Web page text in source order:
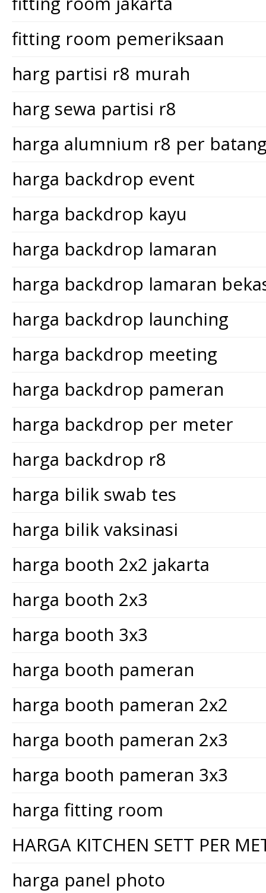
fitting room pemeriksaan
harg partisi r8 murah
harg sewa partisi r8
harga alumnium r8 per
harga backdrop event
harga backdrop kayu
harga backdrop lamaran
harga backdrop lamaran
harga backdrop launching
harga backdrop meeting
harga backdrop pameran
harga backdrop per meter
harga backdrop r8
harga bilik swab tes
harga bilik vaksinasi
harga booth 2x2 jakarta
harga booth 2x3
harga booth 3x3
harga booth pameran
harga booth pameran 2x2
harga booth pameran 2x3
harga booth pameran 3x3
harga fitting room
HARGA KITCHEN SETT PER
harga panel photo